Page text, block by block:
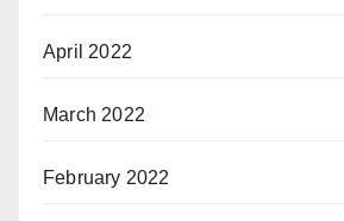
April 2022
March 2022
February 2022